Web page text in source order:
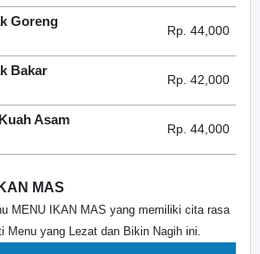
Goreng
Rp. 44,000
Bakar
Rp. 42,000
Asam
Rp. 44,000
MAS
MENU IKAN MAS yang memiliki cita rasa
Menu yang Lezat dan Bikin Nagih ini.